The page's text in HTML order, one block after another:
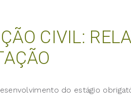
CIVIL:
do estágio